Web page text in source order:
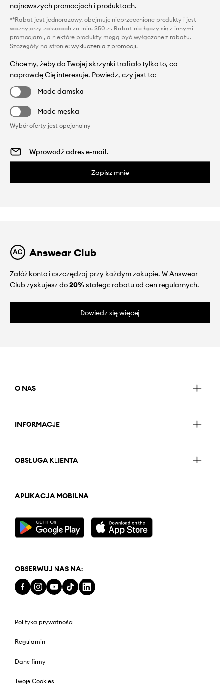
najnowszych promocjach i produktach.
**Rabat jest jednorazowy, obejmuje nieprzecenione produkty i jest
ważny przy zakupach za min. 350 zł. Rabat nie łączy się z innymi
promocjami, a niektóre produkty mogą być wyłączone z rabatu.
Szczegóły na stronie: wykluczenia z promocji.
Chcemy, żeby do Twojej skrzynki trafiało tylko to, co
naprawdę Cię interesuje. Powiedz, czy jest to:
Moda damska
Moda męska
Wybór oferty jest opcjonalny
Zapisz mnie
Answear Club
Załóż konto i oszczędzaj przy każdym zakupie. W Answear
Club zyskujesz do20%stałego rabatu od cen regularnych.
Dowiedz się więcej
O NAS
INFORMACJE
OBSŁUGA KLIENTA
APLIKACJA MOBILNA
OBSERWUJ NAS NA:
Polityka prywatności
Regulamin
Dane firmy
Twoje Cookies